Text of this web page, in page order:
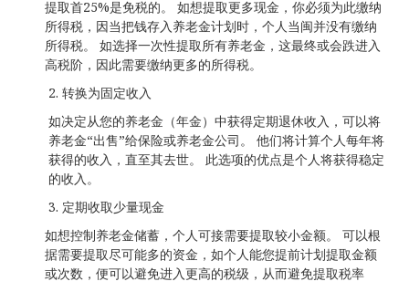
提取首25%是免税的。 如想提取更多现金，你必须为此缴纳
所得税，因当把钱存入养老金计划时，个人当闽并没有缴纳
所得税。 如选择一次性提取所有养老金，这最终或会跌进入
高税阶，因此需要缴纳更多的所得税。
2. 转换为固定收入
如决定从您的养老金（年金）中获得定期退休收入，可以将
养老金“出售”给保险或养老金公司。 他们将计算个人每年将
获得的收入，直至其去世。 此选项的优点是个人将获得稳定
的收入。
3. 定期收取少量现金
如想控制养老金储蓄，个人可接需要提取较小金额。 可以根
据需要提取尽可能多的资金，如个人能您提前计划提取金额
或次数，便可以避免进入更高的税级，从而避免提取税率